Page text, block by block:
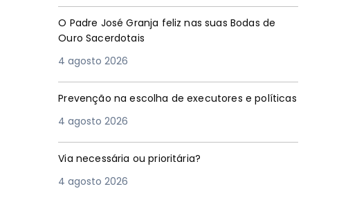
O Padre José Granja feliz nas suas Bodas de
Ouro Sacerdotais
4 agosto 2026
Prevenção na escolha de executores e políticas
4 agosto 2026
Via necessária ou prioritária?
4 agosto 2026